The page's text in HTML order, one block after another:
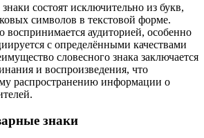
состоят исключительно из букв,
символов в текстовой форме.
воспринимается аудиторией, особенно
с определёнными качествами
словесного знака заключается
и воспроизведения, что
распространению информации о
знаки